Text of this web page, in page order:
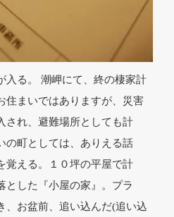
入る。 潮岬にて、終の棲家計
住まいではありますが、災害
され、避難場所としても計
の町としては、ありえる話
覚える。１０坪の平屋で計
とした『小屋の家』。プラ
、お盆前、追い込んだ(追い込